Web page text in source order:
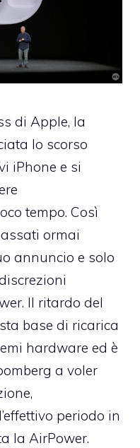
di Apple, la
lo scorso
iPhone e si
tempo. Così
ormai
annuncio e solo
Il ritardo del
base di ricarica
hardware ed è
a voler
periodo in
la AirPower.